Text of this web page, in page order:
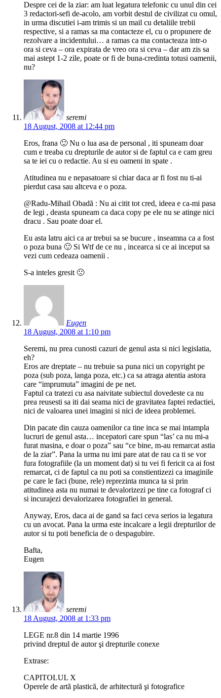
Despre cei de la ziar: am luat legatura telefonic cu unul din cei
3 redactori-sefi de-acolo, am vorbit destul de civilizat cu omul,
in urma discutiei i-am trimis si un mail cu detaliile trebii
respective, si a ramas sa ma contacteze el, cu o propunere de
rezolvare a incidentului… a ramas ca ma contacteaza intr-o
ora si ceva – ora expirata de vreo ora si ceva – dar am zis sa
mai astept 1-2 zile, poate or fi de buna-credinta totusi oamenii,
nu?
seremi
18 August, 2008 at 12:44 pm
Eros, frana 🙂 Nu o lua asa de personal , iti spuneam doar
cum e treaba cu drepturile de autor si de faptul ca e cam greu
sa te iei cu o redactie. Au si eu oameni in spate .
Atitudinea nu e nepasatoare si chiar daca ar fi fost nu ti-ai
pierdut casa sau altceva e o poza.
@Radu-Mihail Obadă : Nu ai citit tot cred, ideea e ca-mi pasa
de legi , deasta spuneam ca daca copy pe ele nu se atinge nici
dracu . Sau poate doar el.
Eu asta latru aici ca ar trebui sa se bucure , inseamna ca a fost
o poza buna 🙂 Si Wtf de ce nu , incearca si ce ai inceput sa
vezi cum cedeaza oamenii .
S-a inteles gresit 🙁
Eugen
18 August, 2008 at 1:10 pm
Seremi, nu prea cunosti cazuri de genul asta si nici legislatia,
eh?
Eros are dreptate – nu trebuie sa puna nici un copyright pe
poza (sub poza, langa poza, etc.) ca sa atraga atentia astora
care “imprumuta” imagini de pe net.
Faptul ca tratezi cu asa naivitate subiectul dovedeste ca nu
prea reusesti sa iti dai seama nici de gravitatea faptei redactiei,
nici de valoarea unei imagini si nici de ideea problemei.
Din pacate din cauza oamenilor ca tine inca se mai intampla
lucruri de genul asta… incepatori care spun “las’ ca nu mi-a
furat masina, e doar o poza” sau “ce bine, m-au remarcat astia
de la ziar”. Pana la urma nu imi pare atat de rau ca ti se vor
fura fotografiile (la un moment dat) si tu vei fi fericit ca ai fost
remarcat, ci de faptul ca nu poti sa constientizezi ca imaginile
pe care le faci (bune, rele) reprezinta munca ta si prin
atitudinea asta nu numai te devalorizezi pe tine ca fotograf ci
si incurajezi devalorizarea fotografiei in general.
Anyway, Eros, daca ai de gand sa faci ceva serios ia legatura
cu un avocat. Pana la urma este incalcare a legii drepturilor de
autor si tu poti beneficia de o despagubire.
Bafta,
Eugen
seremi
18 August, 2008 at 1:33 pm
LEGE nr.8 din 14 martie 1996
privind dreptul de autor şi drepturile conexe
Extrase:
CAPITOLUL X
Operele de artă plastică, de arhitectură şi fotografice